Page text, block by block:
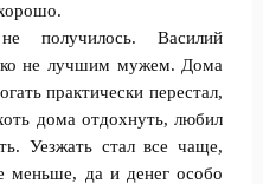
Василий
не лучшим мужем. Дома
практически перестал,
дома отдохнуть, любил
Уезжать стал все чаще,
меньше, да и денег особо